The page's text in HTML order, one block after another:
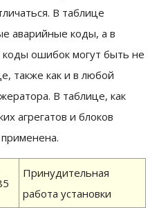
В таблице
аварийные коды, а в
ошибок могут быть не
также как и в любой
В таблице, как
агрегатов и блоков
Принудительная
работа установки